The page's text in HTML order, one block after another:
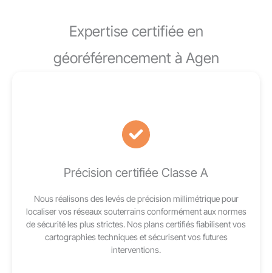
Expertise certifiée en
géoréférencement à Agen
Précision certifiée Classe A
Nous réalisons des levés de précision millimétrique pour
localiser vos réseaux souterrains conformément aux normes
de sécurité les plus strictes. Nos plans certifiés fiabilisent vos
cartographies techniques et sécurisent vos futures
interventions.